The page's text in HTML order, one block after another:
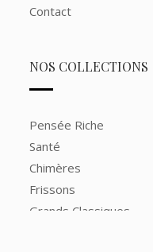
Contact
NOS COLLECTIONS
Pensée Riche
Santé
Chimères
Frissons
Grands Classiques